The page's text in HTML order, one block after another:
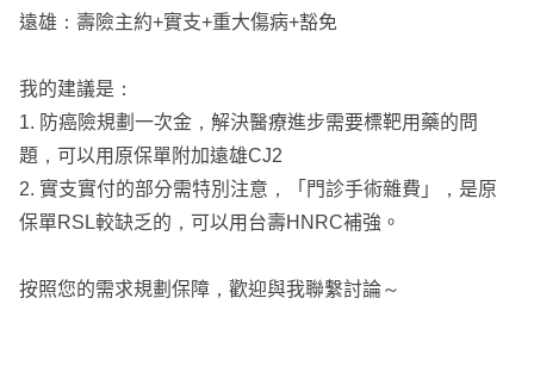
遠雄：壽險主約+實支+重大傷病+豁免
我的建議是：
1. 防癌險規劃一次金，解決醫療進步需要標靶用藥的問
題，可以用原保單附加遠雄CJ2
2. 實支實付的部分需特別注意，「門診手術雜費」，是原
保單RSL較缺乏的，可以用台壽HNRC補強。
按照您的需求規劃保障，歡迎與我聯繫討論～